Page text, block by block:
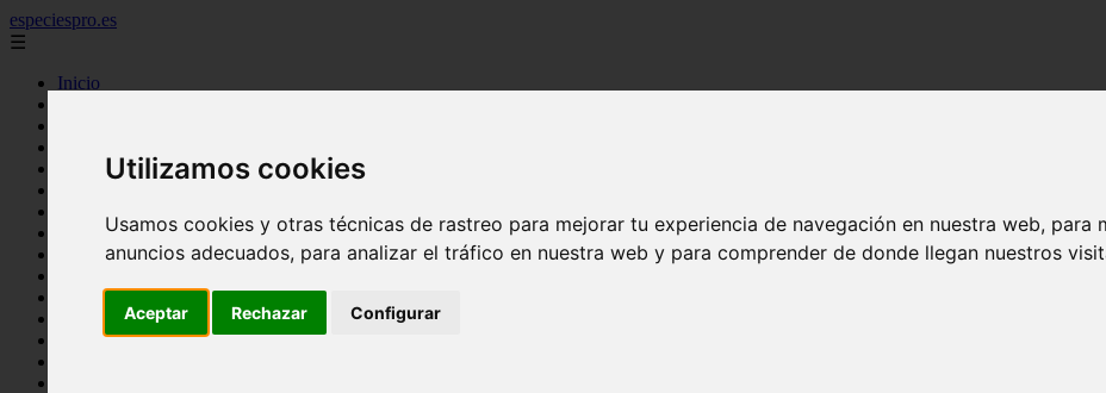
Utilizamos cookies
Usamos cookies y otras técnicas de rastreo para mejorar tu experiencia de navegación en nuestra web,
anuncios adecuados, para analizar el tráfico en nuestra web y para comprender de donde llegan nuestros
Aceptar Rechazar Configurar
especiespro.es
☰
Inicio
alimentaci n
tenencia responsable
mantenimiento
marketing